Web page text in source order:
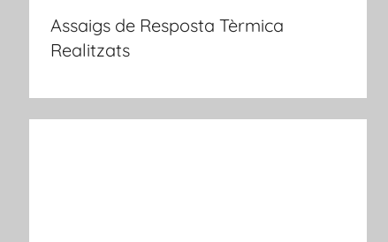
Assaigs de Resposta Tèrmica
Realitzats